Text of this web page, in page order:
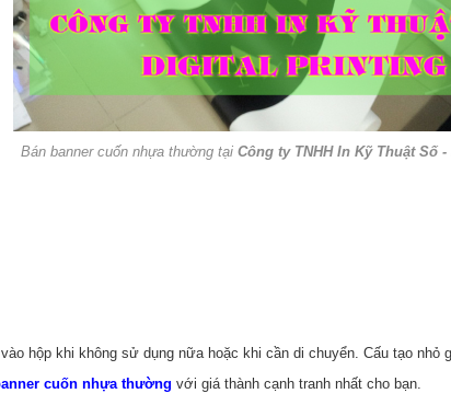
Bán banner cuốn nhựa thường tạiCông ty TNHH In Kỹ Thuật Số
hộp khi không sử dụng nữa hoặc khi cần di chuyển. Cấu tạo
cuốn nhựa thường với giá thành cạnh tranh nhất cho bạn.